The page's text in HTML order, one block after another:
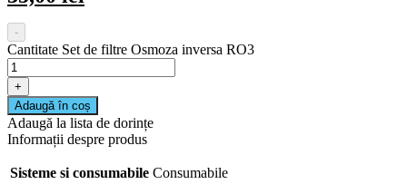
-
Cantitate Set de filtre Osmoza inversa RO3
+
Adaugă în coș
Adaugă la lista de dorințe
Informații despre produs
Sisteme si consumabile Consumabile